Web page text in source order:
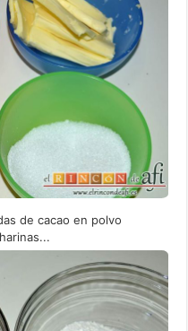
de cacao en polvo